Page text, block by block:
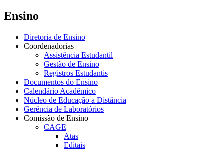
Ensino
Diretoria de Ensino
Coordenadorias
Assistência Estudantil
Gestão de Ensino
Registros Estudantis
Documentos do Ensino
Calendário Acadêmico
Núcleo de Educação a Distância
Gerência de Laboratórios
Comissão de Ensino
CAGE
Atas
Editais